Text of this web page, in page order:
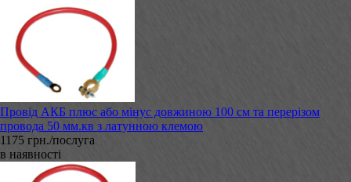
Провід АКБ плюс або мінус довжиною 100 см та перерізом
провода 50 мм.кв з латунною клемою
1175 грн./послуга
в наявності